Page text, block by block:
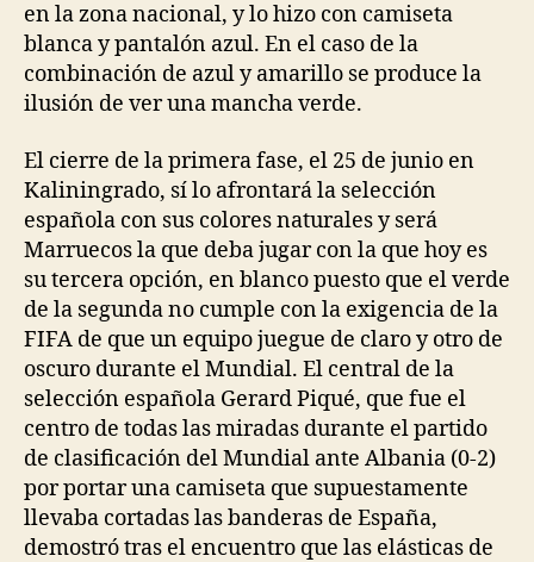
en la zona nacional, y lo hizo con camiseta
blanca y pantalón azul. En el caso de la
combinación de azul y amarillo se produce la
ilusión de ver una mancha verde.
El cierre de la primera fase, el 25 de junio en
Kaliningrado, sí lo afrontará la selección
española con sus colores naturales y será
Marruecos la que deba jugar con la que hoy es
su tercera opción, en blanco puesto que el verde
de la segunda no cumple con la exigencia de la
FIFA de que un equipo juegue de claro y otro de
oscuro durante el Mundial. El central de la
selección española Gerard Piqué, que fue el
centro de todas las miradas durante el partido
de clasificación del Mundial ante Albania (0-2)
por portar una camiseta que supuestamente
llevaba cortadas las banderas de España,
demostró tras el encuentro que las elásticas de